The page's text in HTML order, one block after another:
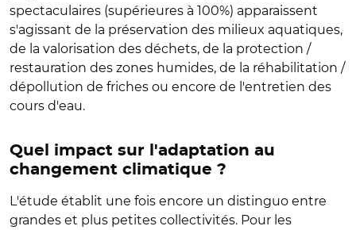
spectaculaires (supérieures à 100%) apparaissent
s'agissant de la préservation des milieux aquatiques,
de la valorisation des déchets, de la protection /
restauration des zones humides, de la réhabilitation /
dépollution de friches ou encore de l'entretien des
cours d'eau.
Quel impact sur l'adaptation au
changement climatique ?
L'étude établit une fois encore un distinguo entre
grandes et plus petites collectivités. Pour les